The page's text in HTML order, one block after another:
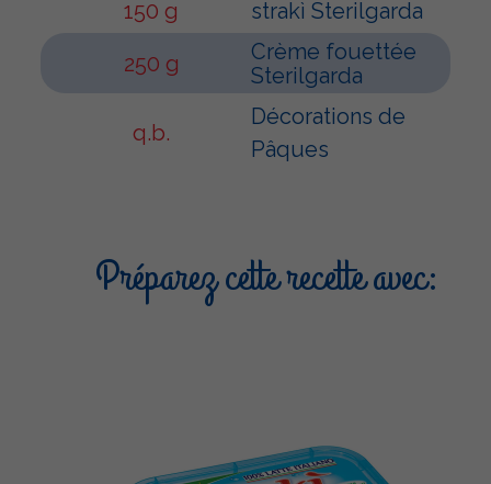
150 g
strakì Sterilgarda
250 g
Crème fouettée
Sterilgarda
q.b.
Décorations de
Pâques
Préparez cette recette avec: